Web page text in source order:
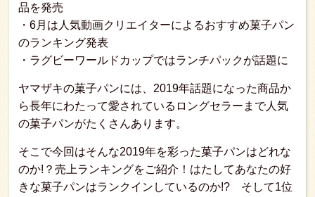
品を発売
・6月は人気動画クリエイターによるおすすめ菓子パン
のランキング発表
・ラグビーワールドカップではランチパックが話題に
ヤマザキの菓子パンには、2019年話題になった商品か
ら長年にわたって愛されているロングセラーまで人気
の菓子パンがたくさんあります。
そこで今回はそんな2019年を彩った菓子パンはどれな
のか!？売上ランキングをご紹介！はたしてあなたの好
きな菓子パンはランクインしているのか!? そして1位